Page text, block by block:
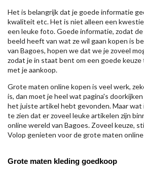
Het is belangrijk dat je goede informatie
kwaliteit etc. Het is niet alleen een
een leuke foto. Goede informatie, zodat
beeld heeft van wat ze wil gaan kopen is
van Bagoes, hopen we dat we je zoveel
zodat je in staat bent om een goede keuze
met je aankoop.
Grote maten online kopen is veel werk,
is, dan moet je heel wat pagina's
het juiste artikel hebt gevonden. Maar
te zien dat er zoveel leuke artikelen zijn
online wereld van Bagoes. Zoveel keuze,
Volop genieten voor de grote maten
Grote maten kleding goedkoop